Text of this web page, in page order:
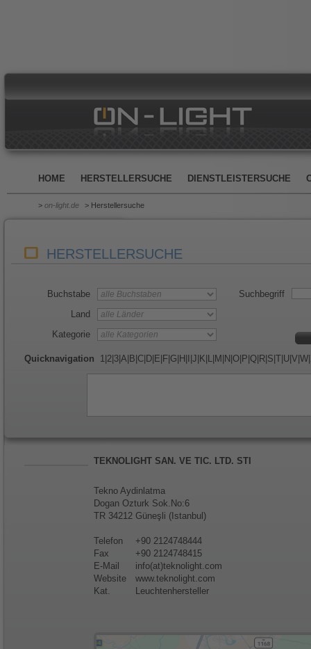
HOME HERSTELLERSUCHE DIENSTLEISTERSUCHE
> on-light.de > Herstellersuche
HERSTELLERSUCHE
Buchstabe
Land
Kategorie
Suchbegriff
Quicknavigation 1 2 3 A B C D E F G H J K L M N O P Q R S T U V W
TEKNOLIGHT SAN. VE TIC. LTD. STI
Tekno Aydinlatma
Dogan Ozturk Sok.No:6
TR 34212 Güneşli (Istanbul)
Telefon
+90 2124748444
Fax
+90 2124748415
E-Mail
info(at)teknolight.com
Website
www.teknolight.com
Kat.
Leuchtenhersteller